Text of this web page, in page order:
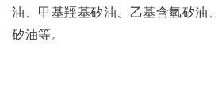
油、甲基羥基矽油、乙基含氫矽油
矽油等。